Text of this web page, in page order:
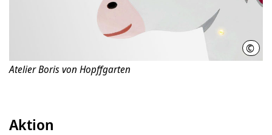
©
Atelier Boris von Hopffgarten
Aktion